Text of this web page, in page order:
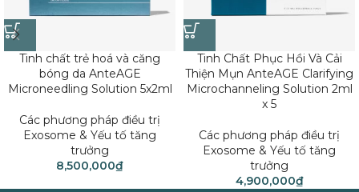
Tinh chất trẻ hoá và căng
bóng da AnteAGE
Microneedling Solution 5x2ml
Các phương pháp điều trị
Exosome & Yếu tố tăng
trưởng
8,500,000₫
Tinh Chất Phục Hồi Và Cải
Thiện Mụn AnteAGE Clarifying
Microchanneling Solution 2ml
x 5
Các phương pháp điều trị
Exosome & Yếu tố tăng
trưởng
4,900,000₫